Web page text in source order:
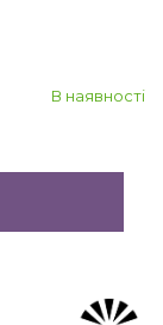
В наявності